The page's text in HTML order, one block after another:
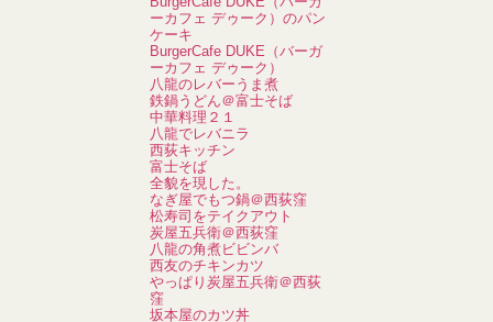
ーカフェ デゥーク）のパン
ケーキ
BurgerCafe DUKE（バーガ
ーカフェ デゥーク）
八龍のレバーうま煮
鉄鍋うどん＠富士そば
中華料理２１
八龍でレバニラ
西荻キッチン
富士そば
全貌を現した。
なぎ屋でもつ鍋＠西荻窪
松寿司をテイクアウト
炭屋五兵衛＠西荻窪
八龍の角煮ビビンバ
西友のチキンカツ
やっぱり炭屋五兵衛＠西荻
窪
坂本屋のカツ丼